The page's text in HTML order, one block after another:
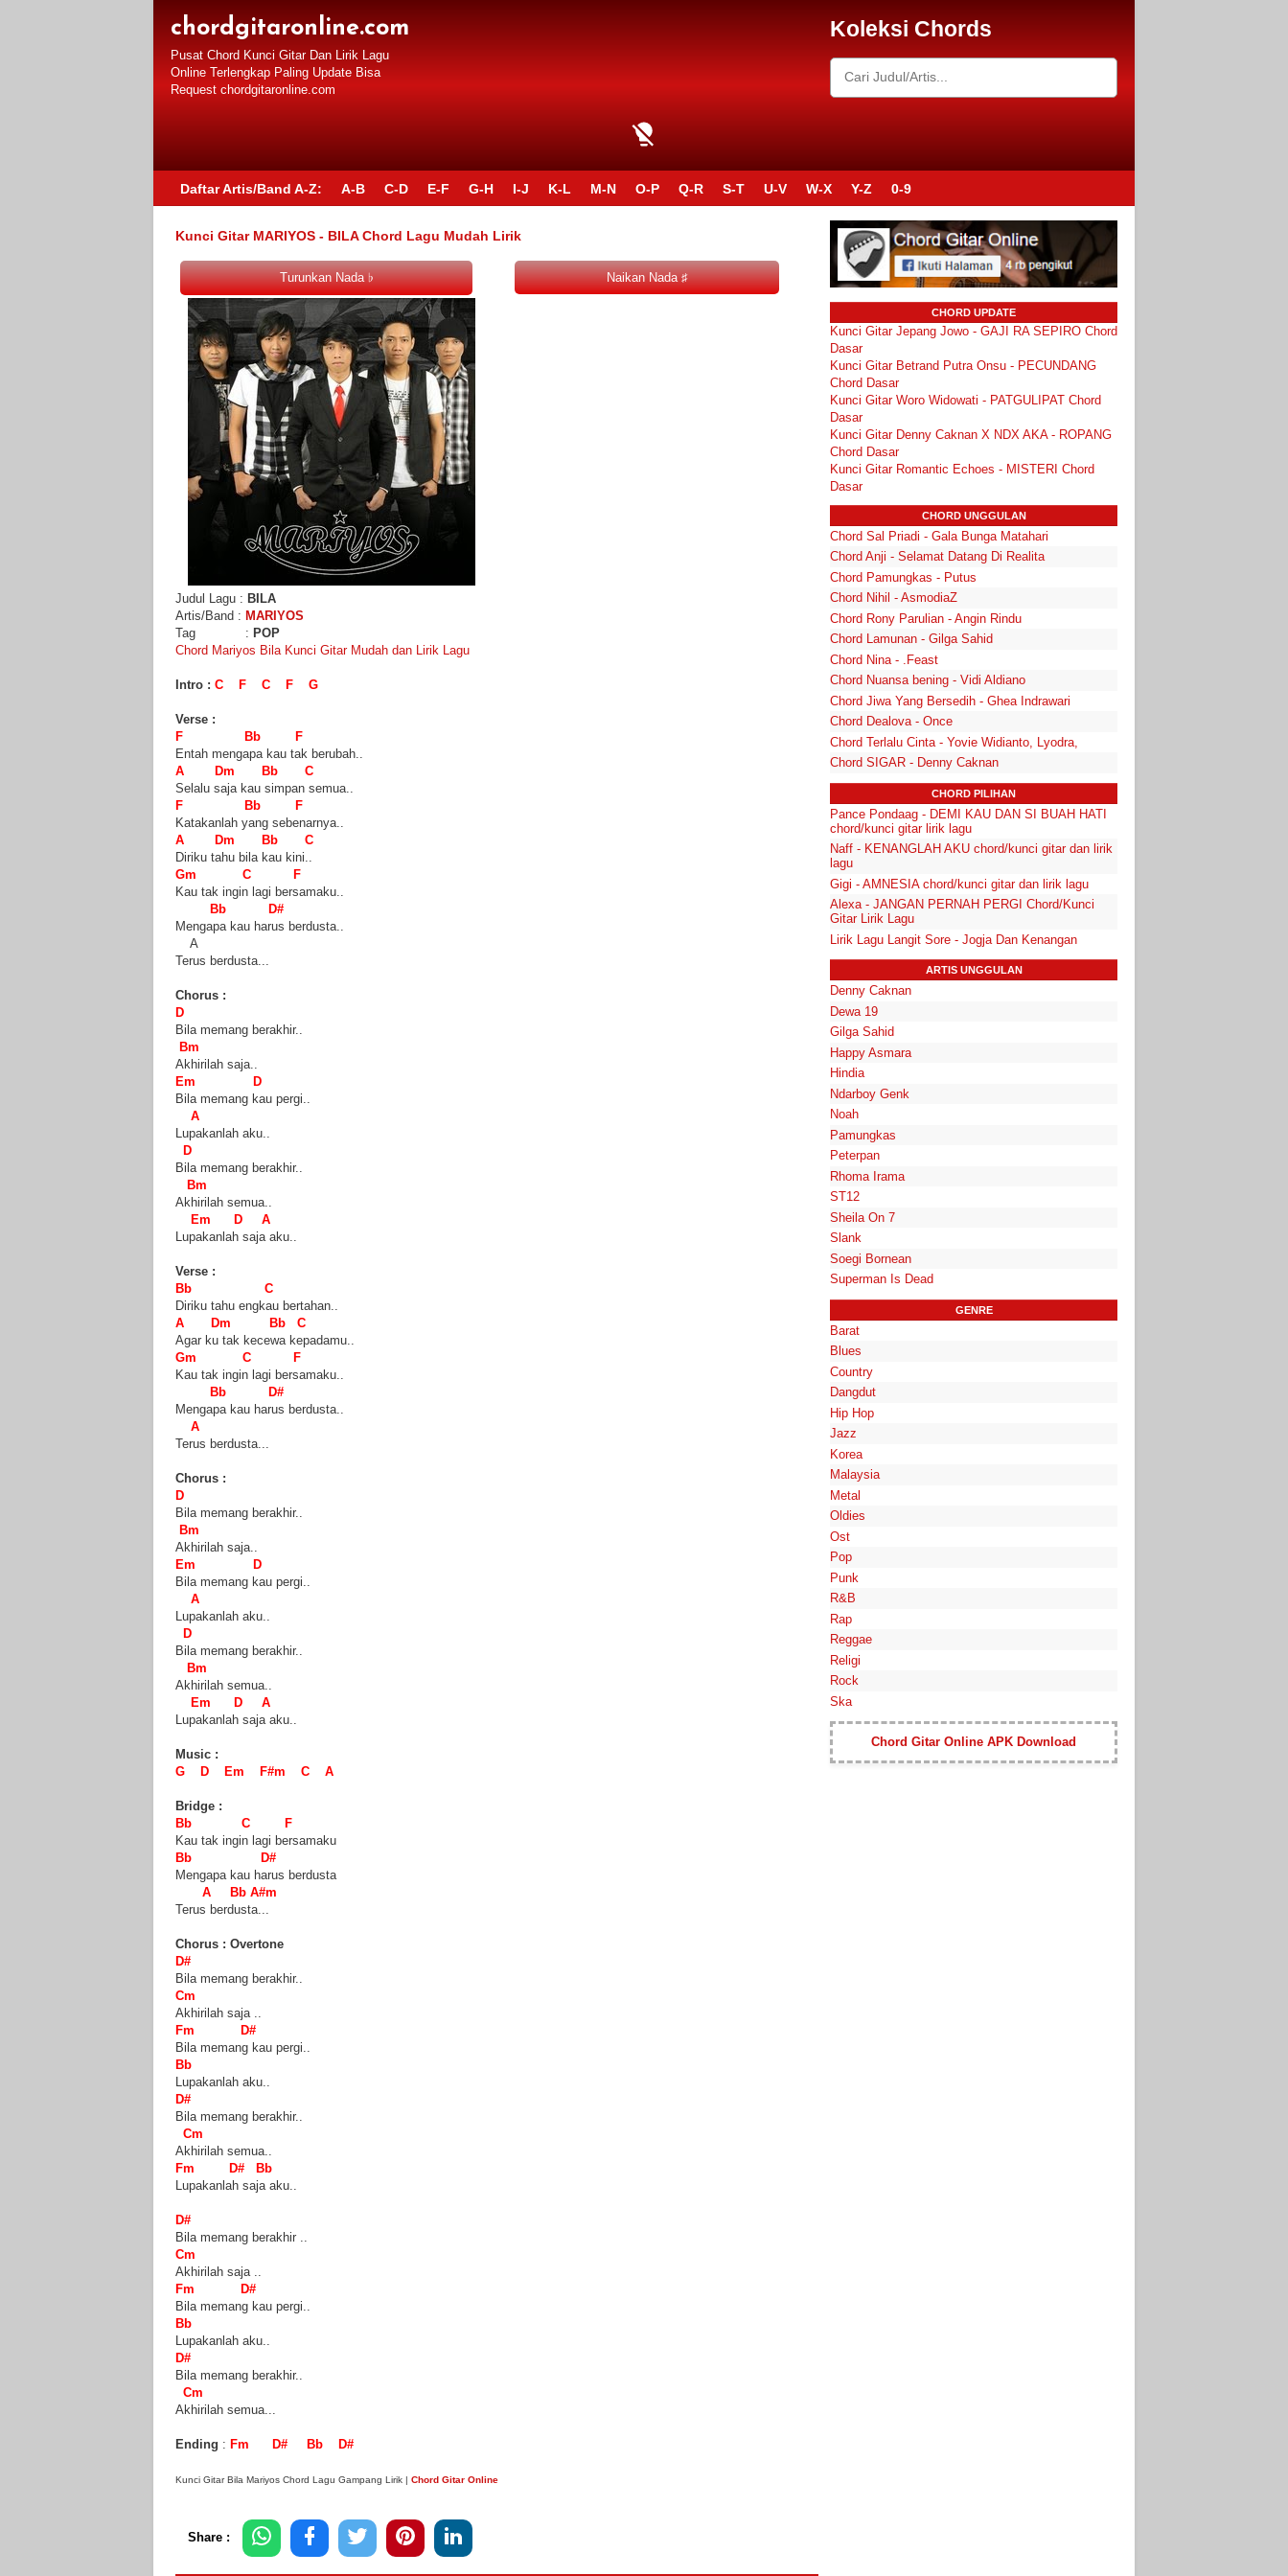
chordgitaronline.com
Pusat Chord Kunci Gitar Dan Lirik Lagu
Online Terlengkap Paling Update Bisa
Request chordgitaronline.com
Koleksi Chords
Daftar Artis/Band A-Z: A-B C-D E-F G-H I-J K-L M-N O-P Q-R S-T U-V W-X Y-Z 0-9
Kunci Gitar MARIYOS - BILA Chord Lagu Mudah Lirik
Judul Lagu : BILA
Artis/Band : MARIYOS
Tag : POP
Chord Mariyos Bila Kunci Gitar Mudah dan Lirik Lagu
Intro : C F C F G
Verse :
F Bb F
Entah mengapa kau tak berubah..
A Dm Bb C
Selalu saja kau simpan semua..
F Bb F
Katakanlah yang sebenarnya..
A Dm Bb C
Diriku tahu bila kau kini..
Gm C F
Kau tak ingin lagi bersamaku..
Bb D#
Mengapa kau harus berdusta..
A
Terus berdusta...
Chorus :
D
Bila memang berakhir..
Bm
Akhirilah saja..
Em D
Bila memang kau pergi..
A
Lupakanlah aku..
D
Bila memang berakhir..
Bm
Akhirilah semua..
Em D A
Lupakanlah saja aku..
Verse :
Bb C
Diriku tahu engkau bertahan..
A Dm Bb C
Agar ku tak kecewa kepadamu..
Gm C F
Kau tak ingin lagi bersamaku..
Bb D#
Mengapa kau harus berdusta..
A
Terus berdusta...
Chorus :
D
Bila memang berakhir..
Bm
Akhirilah saja..
Em D
Bila memang kau pergi..
A
Lupakanlah aku..
D
Bila memang berakhir..
Bm
Akhirilah semua..
Em D A
Lupakanlah saja aku..
Music :
G D Em F#m C A
Bridge :
Bb C F
Kau tak ingin lagi bersamaku
Bb D#
Mengapa kau harus berdusta
A Bb A#m
Terus berdusta...
Chorus : Overtone
D#
Bila memang berakhir..
Cm
Akhirilah saja ..
Fm D#
Bila memang kau pergi..
Bb
Lupakanlah aku..
D#
Bila memang berakhir..
Cm
Akhirilah semua..
Fm D# Bb
Lupakanlah saja aku..
D#
Bila memang berakhir ..
Cm
Akhirilah saja ..
Fm D#
Bila memang kau pergi..
Bb
Lupakanlah aku..
D#
Bila memang berakhir..
Cm
Akhirilah semua...
Ending : Fm D# Bb D#
Kunci Gitar Bila Mariyos Chord Lagu Gampang Lirik | Chord Gitar Online
Share :
CHORD UPDATE
Kunci Gitar Jepang Jowo - GAJI RA SEPIRO Chord
Dasar
Kunci Gitar Betrand Putra Onsu - PECUNDANG
Chord Dasar
Kunci Gitar Woro Widowati - PATGULIPAT Chord
Dasar
Kunci Gitar Denny Caknan X NDX AKA - ROPANG
Chord Dasar
Kunci Gitar Romantic Echoes - MISTERI Chord
Dasar
CHORD UNGGULAN
Chord Sal Priadi - Gala Bunga Matahari
Chord Anji - Selamat Datang Di Realita
Chord Pamungkas - Putus
Chord Nihil - AsmodiaZ
Chord Rony Parulian - Angin Rindu
Chord Lamunan - Gilga Sahid
Chord Nina - .Feast
Chord Nuansa bening - Vidi Aldiano
Chord Jiwa Yang Bersedih - Ghea Indrawari
Chord Dealova - Once
Chord Terlalu Cinta - Yovie Widianto, Lyodra,
Chord SIGAR - Denny Caknan
CHORD PILIHAN
Pance Pondaag - DEMI KAU DAN SI BUAH HATI
chord/kunci gitar lirik lagu
Naff - KENANGLAH AKU chord/kunci gitar dan lirik
lagu
Gigi - AMNESIA chord/kunci gitar dan lirik lagu
Alexa - JANGAN PERNAH PERGI Chord/Kunci
Gitar Lirik Lagu
Lirik Lagu Langit Sore - Jogja Dan Kenangan
ARTIS UNGGULAN
Denny Caknan
Dewa 19
Gilga Sahid
Happy Asmara
Hindia
Ndarboy Genk
Noah
Pamungkas
Peterpan
Rhoma Irama
ST12
Sheila On 7
Slank
Soegi Bornean
Superman Is Dead
GENRE
Barat
Blues
Country
Dangdut
Hip Hop
Jazz
Korea
Malaysia
Metal
Oldies
Ost
Pop
Punk
R&B
Rap
Reggae
Religi
Rock
Ska
Chord Gitar Online APK Download